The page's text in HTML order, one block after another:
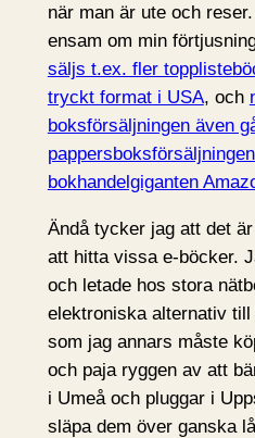
när man är ute och
ensam om min
säljs t.ex. fler
tryckt format i USA, och
boksförsäljningen även
bokhandelgiganten
Ändå tycker jag att det
att hitta vissa e-böcker.
och letade hos stora
elektroniska alternativ
som jag annars måste
och paja ryggen av att
i Umeå och pluggar i
släpa dem över ganska